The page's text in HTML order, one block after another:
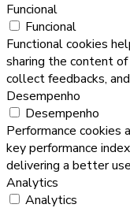
Funcional
Funcional
Functional cookies
sharing the content
collect feedbacks,
Desempenho
Desempenho
Performance cookies
key performance
delivering a better
Analytics
Analytics